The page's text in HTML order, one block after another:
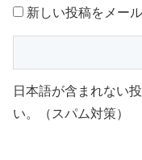
新しい投稿をメー
日本語が含まれない
い。（スパム対策）